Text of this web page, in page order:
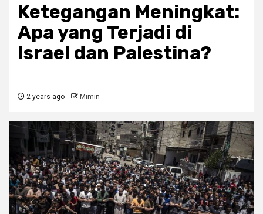
Ketegangan Meningkat:
Apa yang Terjadi di
Israel dan Palestina?
2 years ago Mimin